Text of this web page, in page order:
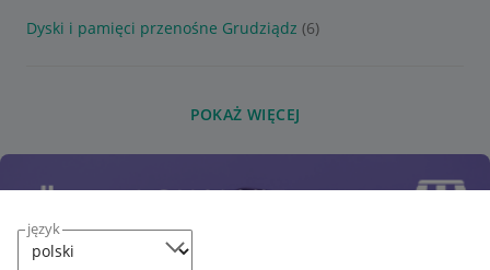
język
Dyski i pamięci przenośne Grudziądz (6)
POKAŻ WIĘCEJ